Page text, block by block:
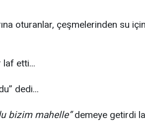
oturanlar, çeşmelerinden su
etti...
dedi...
bizim mahelle”demeye getirdi